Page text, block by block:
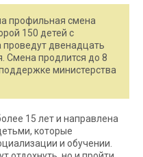
профильная смена
150 детей с
двенадцать
Смена продлится до 8
министерства
15 лет и направлена
которые
и обучении.